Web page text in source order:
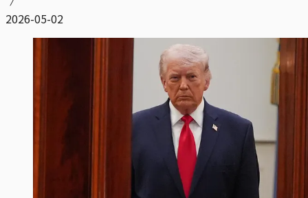
2026-05-02